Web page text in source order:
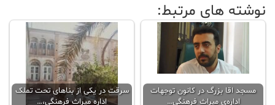
نوشته های مرتبط:
مسجد اقا بزرگ در کانون توجهات
اداره‌ی میراث فرهنگی…
سرقت در یکی از بناهای تحت تملک
اداره میراث فرهنگی،…